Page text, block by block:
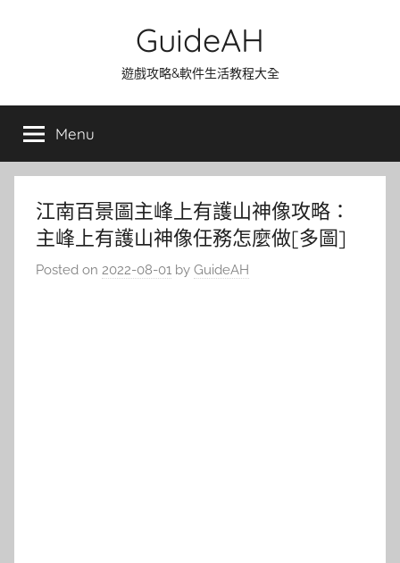
GuideAH
遊戲攻略&軟件生活教程大全
Menu
江南百景圖主峰上有護山神像攻略：
主峰上有護山神像任務怎麼做[多圖]
Posted on 2022-08-01 by GuideAH